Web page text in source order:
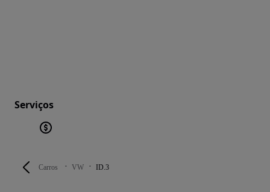
Carros VW ID.3
Serviços